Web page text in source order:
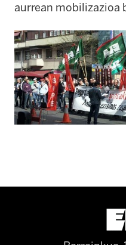
aurrean mobilizazioa